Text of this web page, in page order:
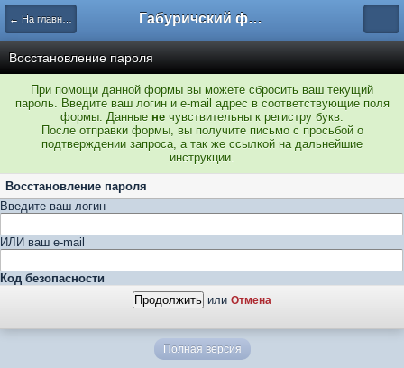
← На главную Габуричский форум
Восстановление пароля
При помощи данной формы вы можете сбросить ваш текущий
пароль. Введите ваш логин и e-mail адрес в соответствующие поля
формы. Данные не чувствительны к регистру букв.
После отправки формы, вы получите письмо с просьбой о
подтверждении запроса, а так же ссылкой на дальнейшие
инструкции.
Восстановление пароля
Введите ваш логин
ИЛИ ваш e-mail
Код безопасности
или Отмена
Полная версия